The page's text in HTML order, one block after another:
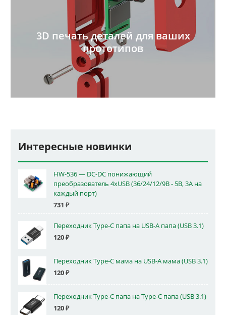
3D печать деталей для ваших
прототипов
Интересные новинки
HW-536 — DC-DC понижающий
преобразователь 4xUSB (36/24/12/9В - 5В, 3А на
каждый порт)
731 ₽
Переходник Type-C папа на USB-A папа (USB 3.1)
120₽
Переходник Type-C мама на USB-A мама (USB 3.1)
120₽
Переходник Type-C папа на Type-C папа (USB 3.1)
120₽